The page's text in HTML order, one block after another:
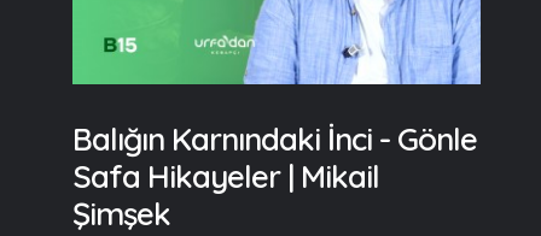
Balığın Karnındaki İnci - Gönle
Safa Hikayeler | Mikail
Şimşek